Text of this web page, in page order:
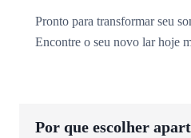
Pronto para transformar seu
Encontre o seu novo lar hoje
Por que escolher